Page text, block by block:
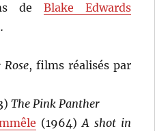
de Blake Edwards
, films réalisés par
The Pink Panther
(1964)A shot in